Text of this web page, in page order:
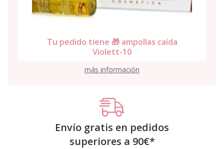
Tu pedido tiene 🎁 ampollas caída
Violett-10
más información
Envío gratis en pedidos
superiores a 90€*